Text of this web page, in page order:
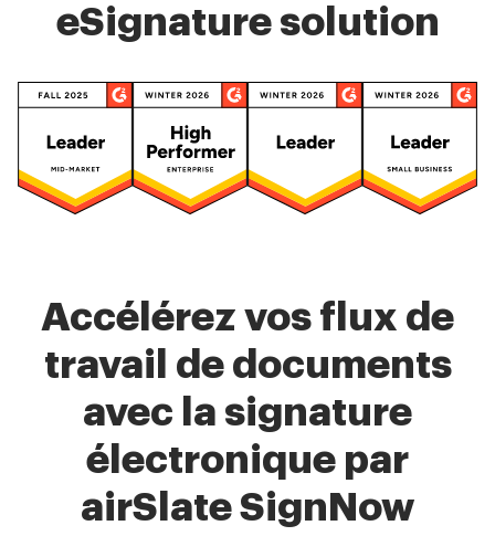
eSignature solution
Accélérez vos flux de
travail de documents
avec la signature
électronique par
airSlate SignNow